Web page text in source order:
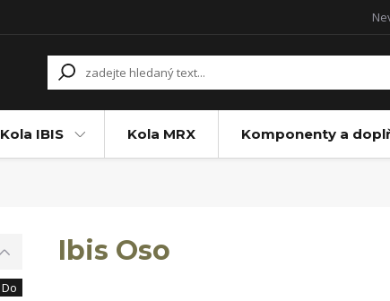
Kola IBIS Kola MRX Komponenty a
Ibis Oso
Do